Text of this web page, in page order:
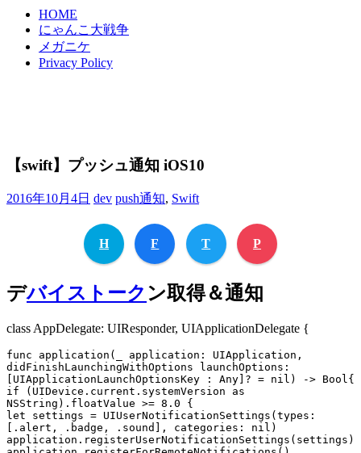
HOME
にゃんこ大戦争
メガニケ
Privacy Policy
【swift】プッシュ通知 iOS10
2016年10月4日 dev push通知, Swift
H F T P
デバイス トーク ン取得＆通知
class AppDelegate: UIResponder, UIApplicationDelegate {
func application(_ application: UIApplication,
didFinishLaunchingWithOptions launchOptions:
[UIApplicationLaunchOptionsKey : Any]? = nil) -> Bool{
if (UIDevice.current.systemVersion as
NSString).floatValue >= 8.0 {
let settings = UIUserNotificationSettings(types:
[.alert, .badge, .sound], categories: nil)
application.registerUserNotificationSettings(settings)